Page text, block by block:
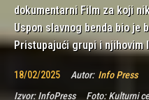
dokumentarni Film za koji
Uspon slavnog benda bio je
Pristupajući grupi i njihovim
18/02/2025 Autor: Info Press
Izvor:InfoPress Foto:Kulturni